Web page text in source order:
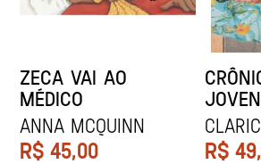
ZECA VAI AO
MÉDICO
Anna McQuinn
R$ 45,00
E VIDA
R$